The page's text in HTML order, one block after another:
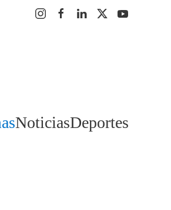
NoticiasDeportes